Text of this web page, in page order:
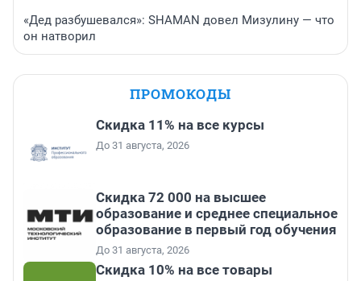
«Дед разбушевался»: SHAMAN довел Мизулину — что
он натворил
ПРОМОКОДЫ
Скидка 11% на все курсы
До 31 августа, 2026
Скидка 72 000 на высшее
образование и среднее специальное
образование в первый год обучения
До 31 августа, 2026
Скидка 10% на все товары